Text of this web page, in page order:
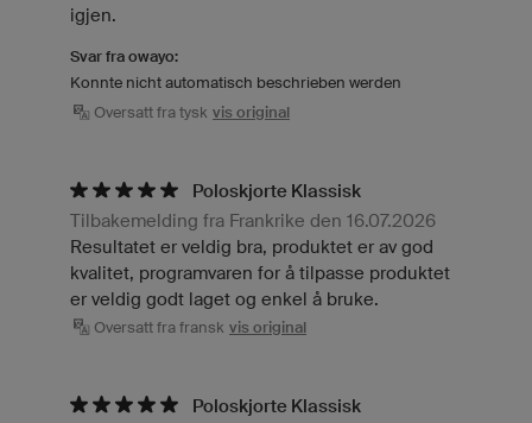
igjen.
Svar fra owayo:
Konnte nicht automatisch beschrieben werden
Oversatt fra tysk vis original
Poloskjorte Klassisk
Tilbakemelding fra Frankrike den 16.07.2026
Resultatet er veldig bra, produktet er av god
kvalitet, programvaren for å tilpasse produktet
er veldig godt laget og enkel å bruke.
Oversatt fra fransk vis original
Poloskjorte Klassisk